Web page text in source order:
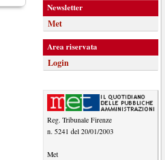
Newsletter
Met
Area riservata
Login
Reg. Tribunale Firenze
n. 5241 del 20/01/2003
Met